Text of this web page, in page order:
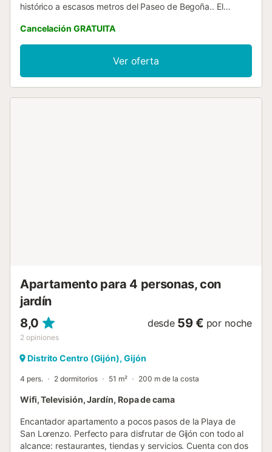
histórico a escasos metros del Paseo de Begoña.. El
Cancelación GRATUITA
Ver oferta
Apartamento para 4 personas, con
jardín
8,0
2 opiniones
desde 59 € por noche
Distrito Centro (Gijón), Gijón
4 pers. 2 dormitorios 51 m² 200 m de la costa
Wifi, Televisión, Jardín, Ropa de cama
Encantador apartamento a pocos pasos de la Playa de
San Lorenzo. Perfecto para disfrutar de Gijón con todo al
alcance: restaurantes, tiendas y servicios. Cuenta con dos